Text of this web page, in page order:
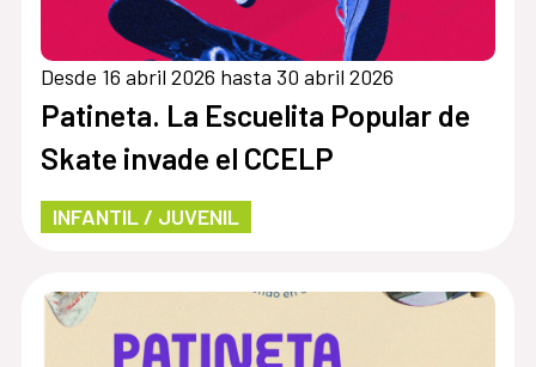
Desde 16 abril 2026 hasta 30 abril 2026
Patineta. La Escuelita Popular de
Skate invade el CCELP
INFANTIL / JUVENIL